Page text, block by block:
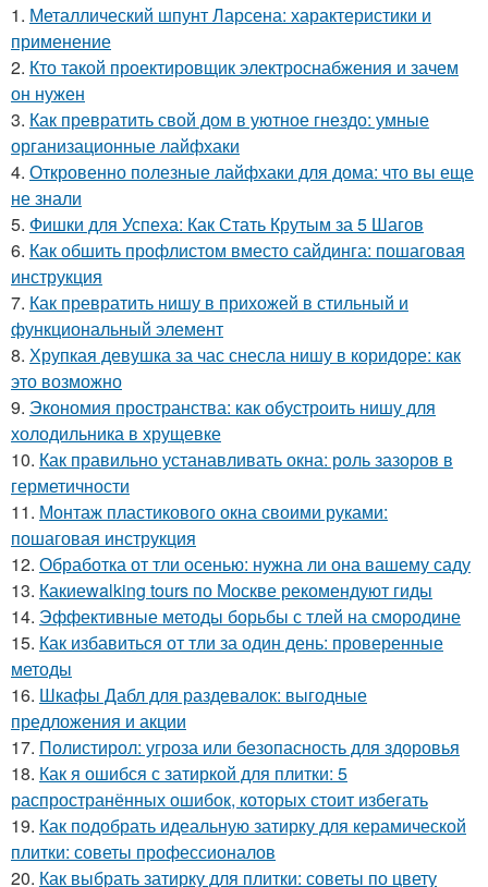
1. Металлический шпунт Ларсена: характеристики и
применение
2. Кто такой проектировщик электроснабжения и зачем
он нужен
3. Как превратить свой дом в уютное гнездо: умные
организационные лайфхаки
4. Откровенно полезные лайфхаки для дома: что вы еще
не знали
5. Фишки для Успеха: Как Стать Крутым за 5 Шагов
6. Как обшить профлистом вместо сайдинга: пошаговая
инструкция
7. Как превратить нишу в прихожей в стильный и
функциональный элемент
8. Хрупкая девушка за час снесла нишу в коридоре: как
это возможно
9. Экономия пространства: как обустроить нишу для
холодильника в хрущевке
10. Как правильно устанавливать окна: роль зазоров в
герметичности
11. Монтаж пластикового окна своими руками:
пошаговая инструкция
12. Обработка от тли осенью: нужна ли она вашему саду
13. Какиеwalking tours по Москве рекомендуют гиды
14. Эффективные методы борьбы с тлей на смородине
15. Как избавиться от тли за один день: проверенные
методы
16. Шкафы Дабл для раздевалок: выгодные
предложения и акции
17. Полистирол: угроза или безопасность для здоровья
18. Как я ошибся с затиркой для плитки: 5
распространённых ошибок, которых стоит избегать
19. Как подобрать идеальную затирку для керамической
плитки: советы профессионалов
20. Как выбрать затирку для плитки: советы по цвету